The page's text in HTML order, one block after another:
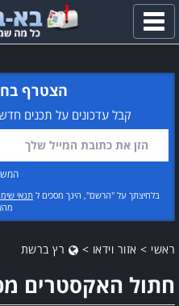
פתח
תפריט
הצטרף
קבל עדכונים על תכנים
בלחיצתך על "הרשם", הינך מסכים לתנאי
ראשי > אזור וידאו > רץ ברשת
חתול האקסטרים